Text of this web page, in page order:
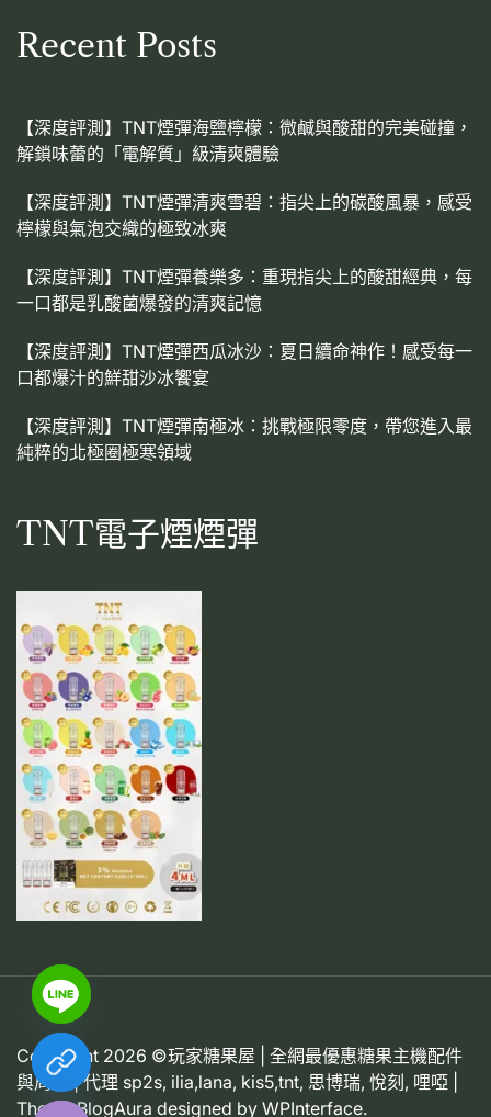
Recent Posts
【深度評測】TNT煙彈海鹽檸檬：微鹹與酸甜的完美碰撞，
解鎖味蕾的「電解質」級清爽體驗
【深度評測】TNT煙彈清爽雪碧：指尖上的碳酸風暴，感受
檸檬與氣泡交織的極致冰爽
【深度評測】TNT煙彈養樂多：重現指尖上的酸甜經典，每
一口都是乳酸菌爆發的清爽記憶
【深度評測】TNT煙彈西瓜冰沙：夏日續命神作！感受每一
口都爆汁的鮮甜沙冰饗宴
【深度評測】TNT煙彈南極冰：挑戰極限零度，帶您進入最
純粹的北極圈極寒領域
TNT電子煙煙彈
Copyright 2026 ©玩家糖果屋 | 全網最優惠糖果主機配件
與周邊 | 代理 sp2s, ilia,lana, kis5,tnt, 思博瑞, 悅刻, 哩啞 |
Theme BlogAura designed by WPInterface.
Hide
chaty